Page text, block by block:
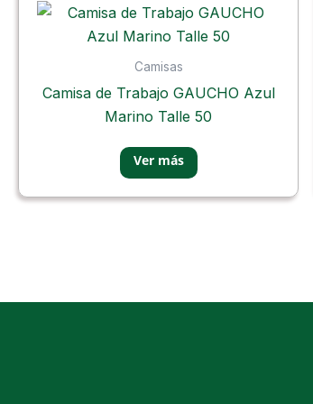
Camisas
Camisa de Trabajo GAUCHO Azul
Marino Talle 50